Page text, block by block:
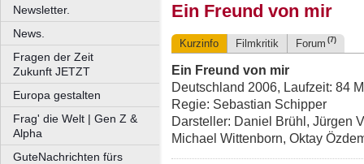
Newsletter.
News.
Fragen der Zeit
Zukunft JETZT
Europa gestalten
Frag' die Welt | Gen Z &
Alpha
GuteNachrichten fürs
Ein Freund von mir
Kurzinfo Filmkritik Forum (7)
Ein Freund von mir
Deutschland 2006, Laufzeit: 84
Regie: Sebastian Schipper
Darsteller: Daniel Brühl, Jürgen
Michael Wittenborn, Oktay